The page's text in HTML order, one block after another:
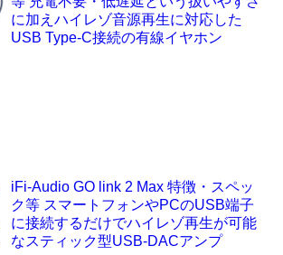
に加えハイレゾ音源再生に対応した
USB Type-C接続の有線イヤホン
iFi-Audio GO link 2 Max 特徴・スペッ
ク等 スマートフォンやPCのUSB端子
に接続するだけでハイレゾ再生が可能
なスティック型USB-DACアンプ